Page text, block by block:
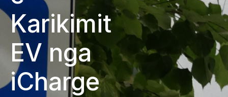
Karikimit
EV nga
iCharge